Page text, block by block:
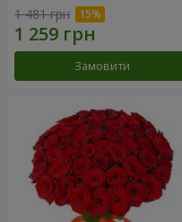
1 481 грн
Замовити